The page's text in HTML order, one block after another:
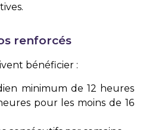
renforcés
bénéficier :
minimum de 12 heures
pour les moins de 16